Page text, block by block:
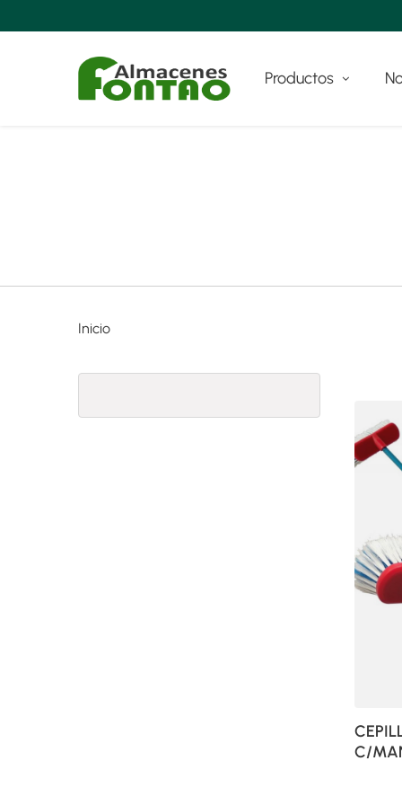
Productos
Inicio
C/